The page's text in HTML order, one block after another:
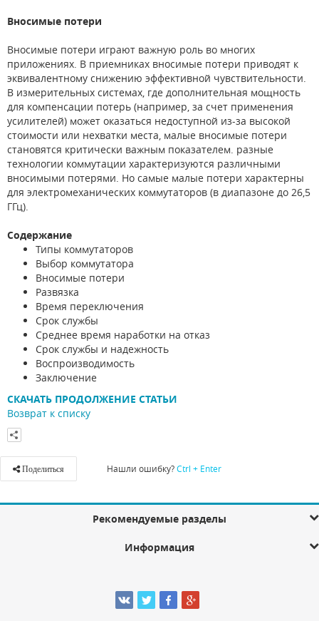
Вносимые потери
Вносимые потери играют важную роль во многих
приложениях. В приемниках вносимые потери приводят к
эквивалентному снижению эффективной чувствительности.
В измерительных системах, где дополнительная мощность
для компенсации потерь (например, за счет применения
усилителей) может оказаться недоступной из-за высокой
стоимости или нехватки места, малые вносимые потери
становятся критически важным показателем. разные
технологии коммутации характеризуются различными
вносимыми потерями. Но самые малые потери характерны
для электромеханических коммутаторов (в диапазоне до 26,5
ГГц).
Содержание
Типы коммутаторов
Выбор коммутатора
Вносимые потери
Развязка
Время переключения
Срок службы
Среднее время наработки на отказ
Срок службы и надежность
Воспроизводимость
Заключение
СКАЧАТЬ ПРОДОЛЖЕНИЕ СТАТЬИ
Возврат к списку
Поделиться Нашли ошибку?Ctrl + Enter
Рекомендуемые разделы
Информация